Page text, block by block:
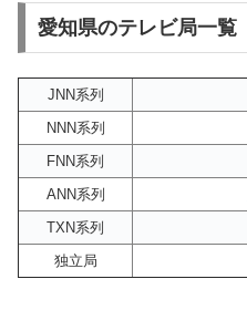
愛知県のテレビ局一覧
JNN系列
NNN系列
FNN系列
ANN系列
TXN系列
独立局